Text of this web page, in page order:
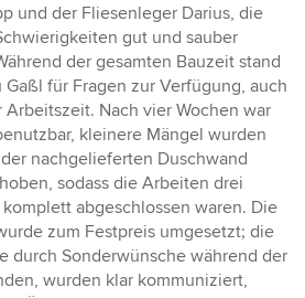
und der Fliesenleger Darius, die
gut und sauber
der gesamten Bauzeit stand
Gaßl für Fragen zur Verfügung, auch
Nach vier Wochen war
kleinere Mängel wurden
nachgelieferten Duschwand
sodass die Arbeiten drei
abgeschlossen waren. Die
zum Festpreis umgesetzt; die
durch Sonderwünsche während der
wurden klar kommuniziert,